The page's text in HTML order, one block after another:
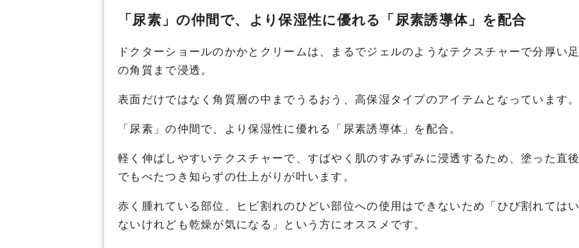
「尿素」の仲間で、より保湿性に優れる「尿素誘導体」を配合
ドクターショールのかかとクリームは、まるでジェルのようなテクスチャーで分厚い足
の角質まで浸透。
表面だけではなく角質層の中までうるおう、高保湿タイプのアイテムとなっています。
「尿素」の仲間で、より保湿性に優れる「尿素誘導体」を配合。
軽く伸ばしやすいテクスチャーで、すばやく肌のすみずみに浸透するため、塗った直後
でもべたつき知らずの仕上がりが叶います。
赤く腫れている部位、ヒビ割れのひどい部位への使用はできないため「ひび割れてはい
ないけれども乾燥が気になる」という方にオススメです。